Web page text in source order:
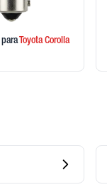
paraToyotaCorolla